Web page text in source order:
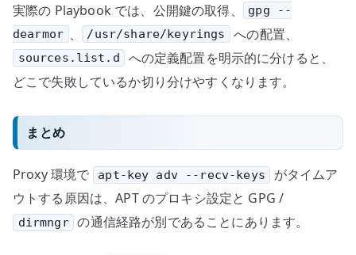
実際の Playbook では、公開鍵の取得、
gpg --
dearmor 、 /usr/share/keyrings への配置、
sources.list.d
への定義配置を明示的に分けると、
どこで失敗しているか切り分けやすくなります。
まとめ
Proxy 環境で apt-key adv --recv-keys
がタイムア
ウトする原因は、APT のプロキシ設定と GPG /
dirmngr の通信経路が別であることにあります。